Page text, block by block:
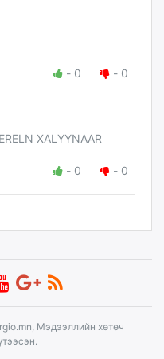
- 0 - 0
XALYYNAAR
- 0 - 0
Мэдээллийн хөтөч